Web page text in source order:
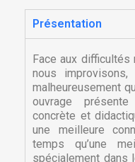
Présentation
Face aux
nous
malheureusement
ouvrage
concrète et
une meilleure
temps qu’une
spécialement